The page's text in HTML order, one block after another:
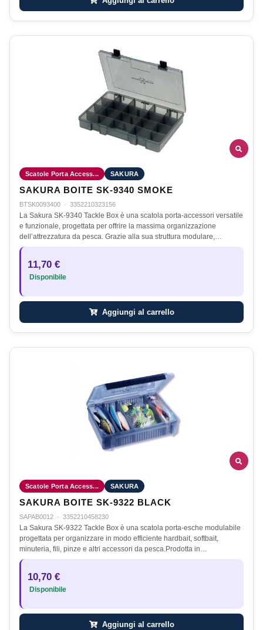
Scatole Porta Access... SAKURA
SAKURA BOITE SK-9340 SMOKE
BTSK0093400 · 3352210323156
La Sakura SK-9340 Tackle Box è una scatola porta-accessori versatile
e funzionale, progettata per offrire la massima organizzazione
dell’attrezzatura da pesca. Grazie alla sua struttura modulare,…
11,70 €
Disponibile
Aggiungi al carrello
Scatole Porta Access... SAKURA
SAKURA BOITE SK-9322 BLACK
SAPAB0012 · 3352210458230
La Sakura SK-9322 Tackle Box è una scatola porta-esche modulabile
progettata per organizzare in modo efficiente hardbait, softbait,
minuteria, fili, pinze e altri accessori da pesca.Prodotta in…
10,70 €
Disponibile
Aggiungi al carrello